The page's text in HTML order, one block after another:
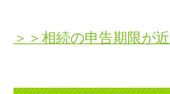
＞＞相続の申告期限が